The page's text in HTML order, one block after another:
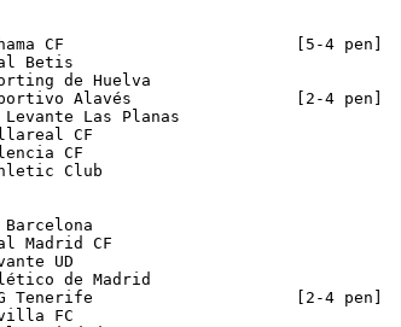
CF                        [5-4 pen]
Betis
de Huelva
Alavés                 [2-4 pen]
Las Planas
CF
CF
Club
CF
UD
de Madrid
Tenerife                     [2-4 pen]
FC